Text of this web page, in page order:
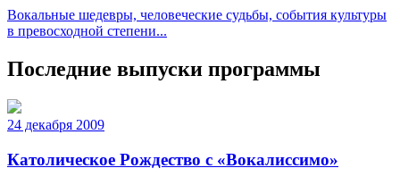
Вокальные шедевры, человеческие судьбы, события культуры
в превосходной степени...
Последние выпуски программы
24 декабря 2009
Католическое Рождество с «Вокалиссимо»